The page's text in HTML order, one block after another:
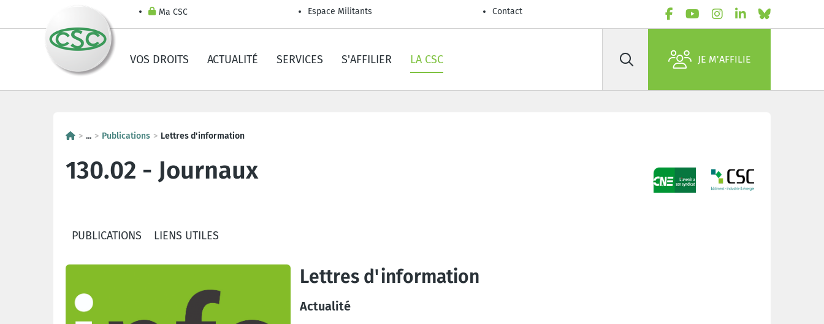
Ma CSC Espace Militants Contact
VOS DROITS ACTUALITÉ SERVICES S'AFFILIER LA CSC Rechercher JE M'AFFILIE
... Publications Lettres d'information
130.02 - Journaux
PUBLICATIONS LIENS UTILES
Lettres d'information
Actualité